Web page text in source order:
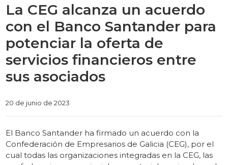
La CEG alcanza un acuerdo
con el Banco Santander para
potenciar la oferta de
servicios financieros entre
sus asociados
20 de junio de 2023
El Banco Santander ha firmado un acuerdo con la
Confederación de Empresarios de Galicia (CEG), por el
cual todas las organizaciones integradas en la CEG, las